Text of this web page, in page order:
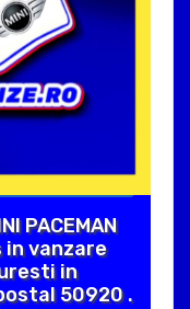
PACEMAN
in vanzare
in
50920 .